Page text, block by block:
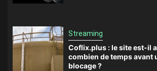
Streaming
Coflix.plus : le site est-il
combien de temps avant
blocage ?